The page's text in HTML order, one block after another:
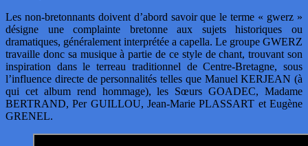
Les non-bretonnants doivent d’abord savoir que le terme « gwerz »
désigne une complainte bretonne aux sujets historiques ou
dramatiques, généralement interprétée a capella. Le groupe GWERZ
travaille donc sa musique à partie de ce style de chant, trouvant son
inspiration dans le terreau traditionnel de Centre-Bretagne, sous
l’influence directe de personnalités telles que Manuel KERJEAN (à
qui cet album rend hommage), les Sœurs GOADEC, Madame
BERTRAND, Per GUILLOU, Jean-Marie PLASSART et Eugène
GRENEL.